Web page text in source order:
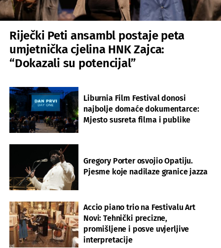
Riječki Peti ansambl postaje peta
umjetnička cjelina HNK Zajca:
“Dokazali su potencijal”
Liburnia Film Festival donosi
najbolje domaće dokumentarce:
Mjesto susreta filma i publike
Gregory Porter osvojio Opatiju.
Pjesme koje nadilaze granice jazza
Accio piano trio na Festivalu Art
Novi: Tehnički precizne,
promišljene i posve uvjerljive
interpretacije